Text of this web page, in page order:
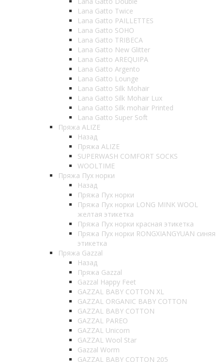
Lana Gatto Twice
Lana Gatto PAILLETTES
Lana Gatto SOHO
Lana Gatto TRIBECA
Lana Gatto New Glitter
Lana Gatto AREQUIPA
Lana Gatto Argento
Lana Gatto Lounge
Lana Gatto Silk Mohair
Lana Gatto Silk Mohair Lux
Lana Gatto Silk mohair Printed
Lana Gatto Super Soft
Пряжа ALIZE
Назад
Пряжа ALIZE
SUPERWASH COMFORT SOCKS
WOOLTIME
Пряжа Пух норки
Назад
Пряжа Пух норки
Пряжа Пух норки LONG MINK WOOL
желтая этикетка
Пряжа Пух норки красная этикетка
Пряжа Пух норки RONGXIANGYUAN синяя
этикетка
Пряжа Gazzal
Назад
Пряжа Gazzal
Gazzal Happy Feet
GAZZAL BABY COTTON XL
GAZZAL ORGANIC BABY COTTON
GAZZAL BABY COTTON
GAZZAL PAREO
GAZZAL Unicorn
GAZZAL Wool Star
Gazzal Worm
GAZZAL BABY COTTON 205